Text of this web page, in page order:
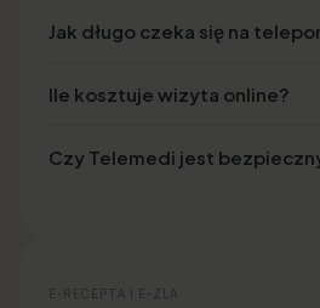
Jak długo czeka się na
Ile kosztuje wizyta online?
Czy Telemedi jest
E-RECEPTA I E-ZLA